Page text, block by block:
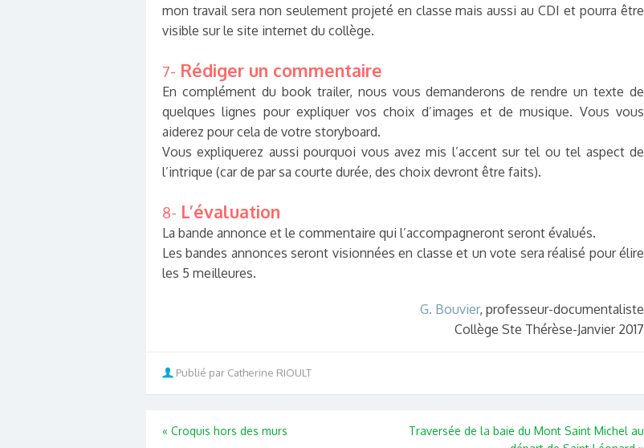
mon travail sera non seulement projeté en classe mais aussi au CDI et pourra être
visible sur le site internet du collège.
7- Rédiger un commentaire
En complément du book trailer, nous vous demanderons de rendre un texte de
quelques lignes pour expliquer vos choix d’images et de musique. Vous vous
aiderez pour cela de votre storyboard.
Vous expliquerez aussi pourquoi vous avez mis l’accent sur tel ou tel aspect de
l’intrique (car de par sa courte durée, des choix devront être faits).
8- L’évaluation
La bande annonce et le commentaire qui l’accompagneront seront évalués.
Les bandes annonces seront visionnées en classe et un vote sera réalisé pour élire
les 5 meilleures.
G. Bouvier, professeur-documentaliste
Collège Ste Thérèse-Janvier 2017
Publié par Catherine RIOULT
« Croquis hors des murs
Traversée de la baie du Mont Saint Michel au